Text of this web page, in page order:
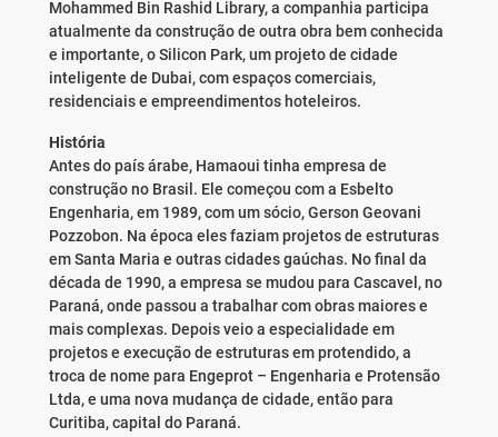
Mohammed Bin Rashid Library, a companhia participa
atualmente da construção de outra obra bem conhecida
e importante, o Silicon Park, um projeto de cidade
inteligente de Dubai, com espaços comerciais,
residenciais e empreendimentos hoteleiros.
História
Antes do país árabe, Hamaoui tinha empresa de
construção no Brasil. Ele começou com a Esbelto
Engenharia, em 1989, com um sócio, Gerson Geovani
Pozzobon. Na época eles faziam projetos de estruturas
em Santa Maria e outras cidades gaúchas. No final da
década de 1990, a empresa se mudou para Cascavel, no
Paraná, onde passou a trabalhar com obras maiores e
mais complexas. Depois veio a especialidade em
projetos e execução de estruturas em protendido, a
troca de nome para Engeprot – Engenharia e Protensão
Ltda, e uma nova mudança de cidade, então para
Curitiba, capital do Paraná.